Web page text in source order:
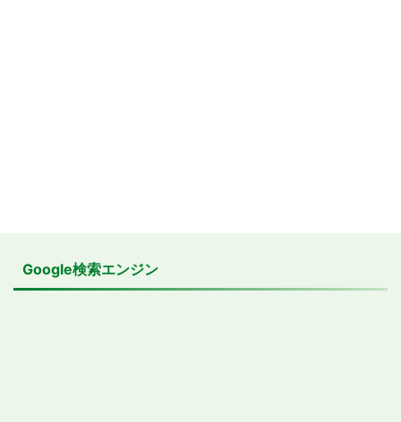
Google検索エンジン